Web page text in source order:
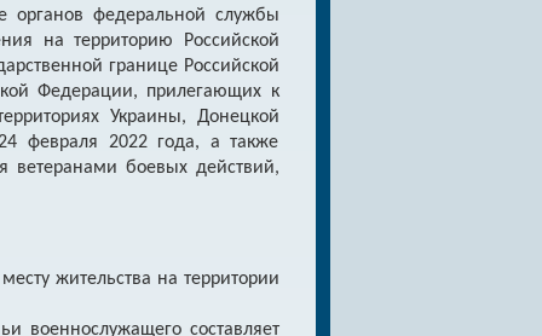
органов федеральной службы
на территорию Российской
границе Российской
Федерации, прилегающих к
Украины, Донецкой
февраля 2022 года, а также
ветеранами боевых действий,
жительства на территории
военнослужащего составляет